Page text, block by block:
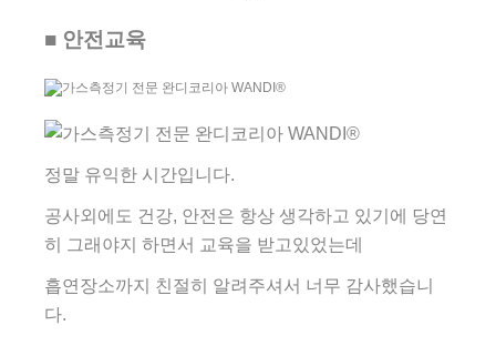
■ 안전교육
정말 유익한 시간입니다.
공사외에도 건강, 안전은 항상 생각하고 있기에 당연
히 그래야지 하면서 교육을 받고있었는데
흡연장소까지 친절히 알려주셔서 너무 감사했습니
다.